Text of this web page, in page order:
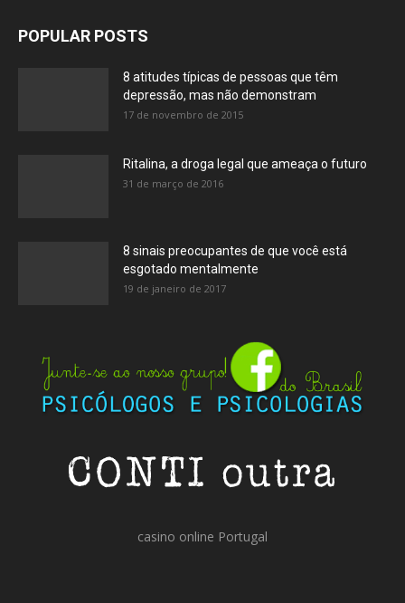
POPULAR POSTS
8 atitudes típicas de pessoas que têm
depressão, mas não demonstram
17 de novembro de 2015
Ritalina, a droga legal que ameaça o futuro
31 de março de 2016
8 sinais preocupantes de que você está
esgotado mentalmente
19 de janeiro de 2017
casino online Portugal